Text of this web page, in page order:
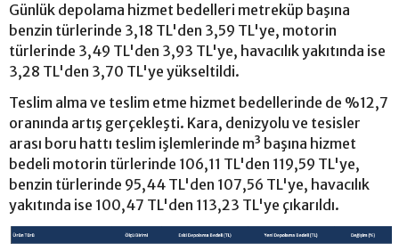
Günlük depolama hizmet bedelleri metreküp başına
benzin türlerinde 3,18 TL'den 3,59 TL'ye, motorin
türlerinde 3,49 TL'den 3,93 TL'ye, havacılık yakıtında ise
3,28 TL'den 3,70 TL'ye yükseltildi.
Teslim alma ve teslim etme hizmet bedellerinde de %12,7
oranında artış gerçekleşti. Kara, denizyolu ve tesisler
arası boru hattı teslim işlemlerinde m³ başına hizmet
bedeli motorin türlerinde 106,11 TL'den 119,59 TL'ye,
benzin türlerinde 95,44 TL'den 107,56 TL'ye, havacılık
yakıtında ise 100,47 TL'den 113,23 TL'ye çıkarıldı.